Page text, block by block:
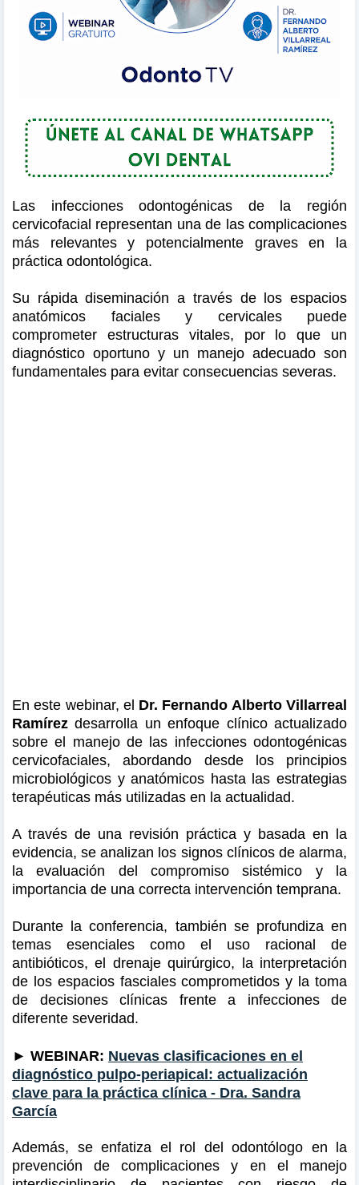
Las infecciones odontogénicas de la región
cervicofacial representan una de las complicaciones
más relevantes y potencialmente graves en la
práctica odontológica.
Su rápida diseminación a través de los espacios
anatómicos faciales y cervicales puede
comprometer estructuras vitales, por lo que un
diagnóstico oportuno y un manejo adecuado son
fundamentales para evitar consecuencias severas.
En este webinar, el Dr. Fernando Alberto Villarreal
Ramírez desarrolla un enfoque clínico actualizado
sobre el manejo de las infecciones odontogénicas
cervicofaciales, abordando desde los principios
microbiológicos y anatómicos hasta las estrategias
terapéuticas más utilizadas en la actualidad.
A través de una revisión práctica y basada en la
evidencia, se analizan los signos clínicos de alarma,
la evaluación del compromiso sistémico y la
importancia de una correcta intervención temprana.
Durante la conferencia, también se profundiza en
temas esenciales como el uso racional de
antibióticos, el drenaje quirúrgico, la interpretación
de los espacios fasciales comprometidos y la toma
de decisiones clínicas frente a infecciones de
diferente severidad.
► WEBINAR: Nuevas clasificaciones en el
diagnóstico pulpo-periapical: actualización
clave para la práctica clínica - Dra. Sandra
García
Además, se enfatiza el rol del odontólogo en la
prevención de complicaciones y en el manejo